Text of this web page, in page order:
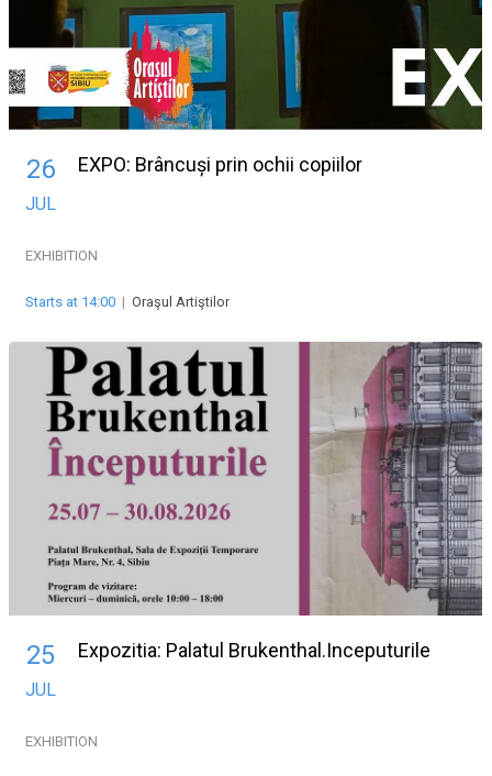
26
JUL
EXPO: Brâncuși prin ochii copiilor
EXHIBITION
Starts at 14:00 | Oraşul Artiştilor
25
JUL
Expozitia: Palatul Brukenthal.Inceputurile
EXHIBITION